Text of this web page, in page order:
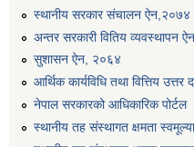
स्थानीय सरकार संचालन ऐन,२०७४
अन्तर सरकारी वितिय व्यवस्थापन
सुशासन ऐन, २०६४
आर्थिक कार्यविधि तथा वित्तिय
नेपाल सरकारको आधिकारिक पोर्टल
स्थानीय तह संस्थागत क्षमता